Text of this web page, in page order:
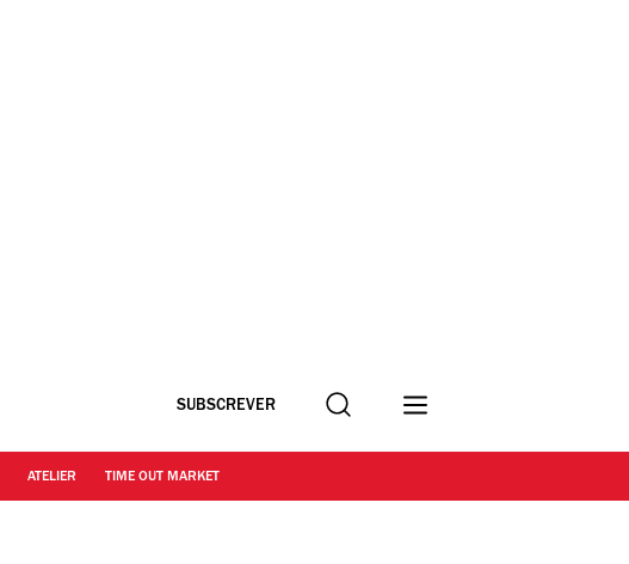
SUBSCREVER Procurar
ATELIER TIME OUT MARKET